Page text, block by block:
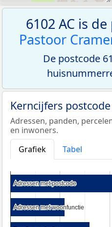
6102 AC is
Pastoor
De postcode
Kerncijfers postcode
Adressen, panden,
en inwoners.
Grafiek
Tabel
Adressen met postcode
Adressen met postcode
Adressen met woonfunctie
Adressen met woonfunctie